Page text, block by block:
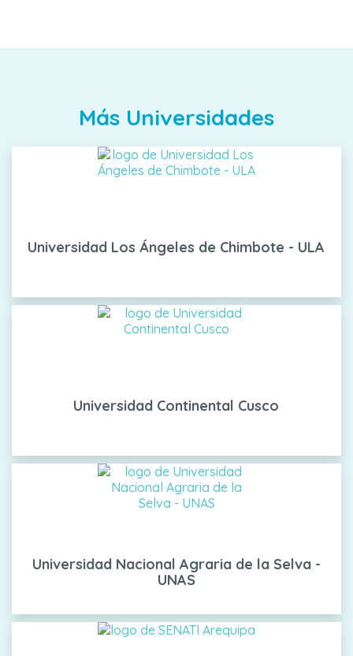
Más Universidades
Universidad Los Ángeles de Chimbote - ULA
Universidad Continental Cusco
Universidad Nacional Agraria de la Selva -
UNAS